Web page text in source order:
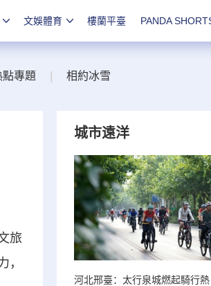
文娛體育 樓蘭平臺 PANDA
點專題 相約冰雪
旅
，
城市遠洋
河北邢臺：太行泉城燃起騎行熱